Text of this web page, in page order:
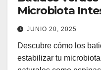
Microbiota
JUNIO 20, 2025
Descubre cómo los
estabilizar tu